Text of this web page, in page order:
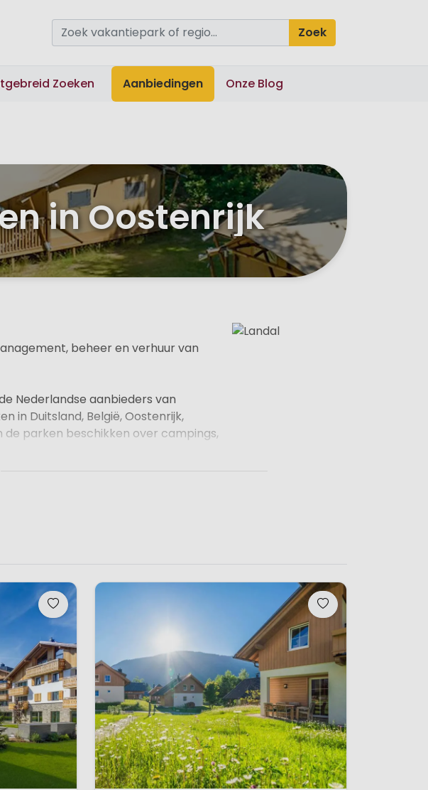
Zoek
Zoeken Aanbiedingen Onze Blog
in Oostenrijk
beheer en verhuur van
Nederlandse aanbieders van
in Duitsland, België, Oostenrijk,
de parken beschikken over campings,
van de parken. De begrippen rust,
tevens de belangrijkste
nauw verbonden met de naaste